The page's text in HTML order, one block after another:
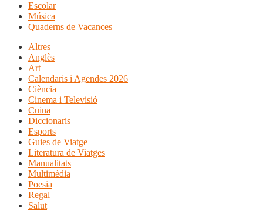
Escolar
Música
Quaderns de Vacances
Altres
Anglès
Art
Calendaris i Agendes 2026
Ciència
Cinema i Televisió
Cuina
Diccionaris
Esports
Guies de Viatge
Literatura de Viatges
Manualitats
Multimèdia
Poesia
Regal
Salut